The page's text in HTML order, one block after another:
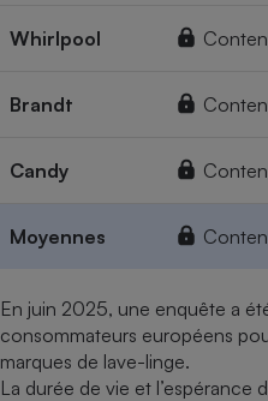
Whirlpool
Brandt
Candy
Moyennes
En juin 2025, une enquête a
consommateurs européens
marques de lave-linge.
La durée de vie et l’espérance